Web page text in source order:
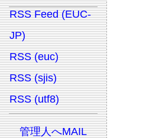
RSS Feed (EUC-
JP)
RSS (euc)
RSS (sjis)
RSS (utf8)
管理人へMAIL